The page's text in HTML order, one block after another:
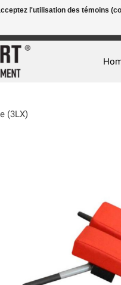
(3LX)
l'utilisation des témoins